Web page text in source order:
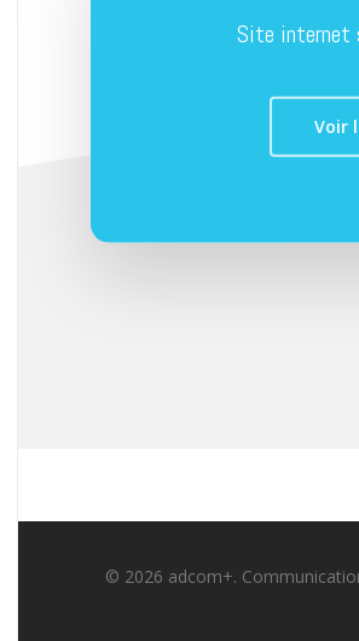
Site internet
Voir
© 2026 adcom+.